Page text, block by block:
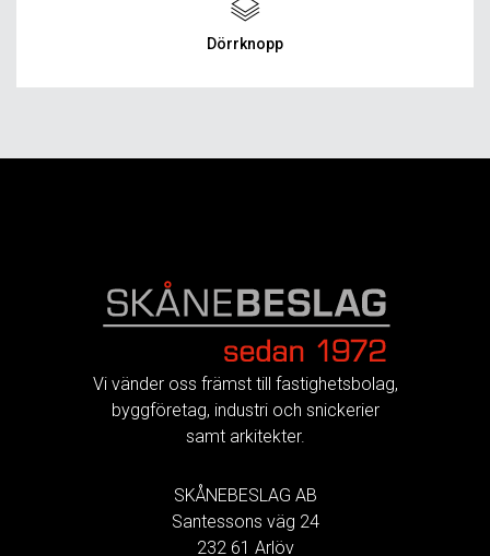
Dörrknopp
Vi vänder oss främst till fastighetsbolag,
byggföretag, industri och snickerier
samt arkitekter.
SKÅNEBESLAG AB
Santessons väg 24
232 61 Arlöv